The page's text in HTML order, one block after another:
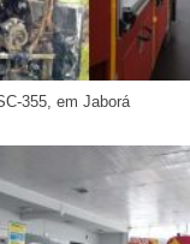
355, em Jaborá